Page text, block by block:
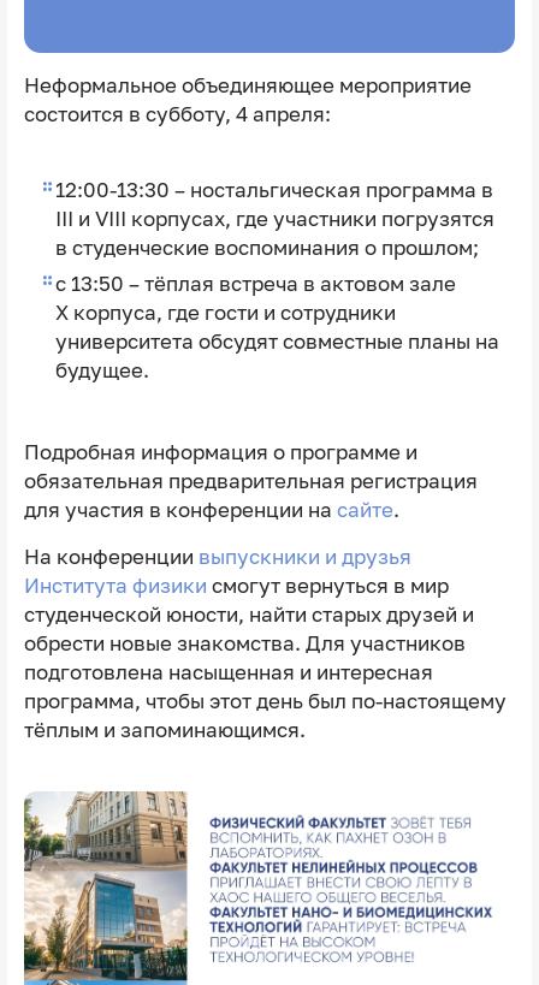
Неформальное объединяющее мероприятие
состоится в субботу, 4 апреля:
12:00-13:30 – ностальгическая программа в
III и VIII корпусах, где участники погрузятся
в студенческие воспоминания о прошлом;
с 13:50 – тёплая встреча в актовом зале
X корпуса, где гости и сотрудники
университета обсудят совместные планы на
будущее.
Подробная информация о программе и
обязательная предварительная регистрация
для участия в конференции на сайте.
На конференции выпускники и друзья
Института физики смогут вернуться в мир
студенческой юности, найти старых друзей и
обрести новые знакомства. Для участников
подготовлена насыщенная и интересная
программа, чтобы этот день был по-настоящему
тёплым и запоминающимся.